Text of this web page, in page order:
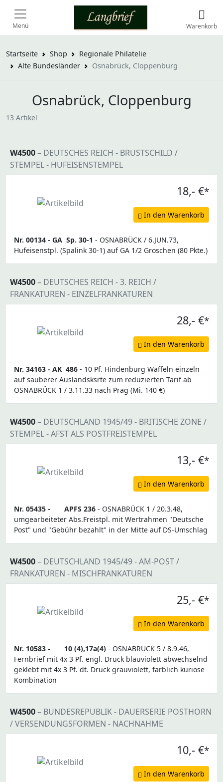
Menü Warenkorb
Startseite Shop
Regionale Philatelie
Alte Bundesländer
Osnabrück, Cloppenburg
Osnabrück, Cloppenburg
13 Artikel
W4500– DEUTSCHES REICH - BRUSTSCHILD /
STEMPEL - HUFEISENSTEMPEL
18,- €*
In den Warenkorb
Nr. 00134 - GA Sp. 30-1 - OSNABRÜCK / 6.JUN.73,
Hufeisenstpl. (Spalink 30-1) auf GA 1/2 Groschen (80 Pkte.)
W4500– DEUTSCHES REICH - 3. REICH /
FRANKATUREN - EINZELFRANKATUREN
28,- €*
In den Warenkorb
Nr. 34163 - AK 486 - 10 Pf. Hindenburg Waffeln einzeln
auf sauberer Auslandsksrte zum reduzierten Tarif ab
OSNABRÜCK 1 / 3.11.33 nach Prag (Mi. 140 €)
W4500– DEUTSCHLAND 1945/49 - BRITISCHE ZONE /
STEMPEL - AFST ALS POSTFREISTEMPEL
13,- €*
In den Warenkorb
Nr. 05435 - APFS 236 - OSNABRÜCK 1 / 20.3.48,
umgearbeiteter Abs.Freistpl. mit Wertrahmen "Deutsche
Post" und "Gebühr bezahlt" in der Mitte auf DS-Umschlag
W4500– DEUTSCHLAND 1945/49 - AM-POST /
FRANKATUREN - MISCHFRANKATUREN
25,- €*
In den Warenkorb
Nr. 10583 - 10 (4),17a(4) - OSNABRÜCK 5 / 8.9.46,
Fernbrief mit 4x 3 Pf. engl. Druck blauviolett abwechselnd
geklebt mit 4x 3 Pf. dt. Druck grauviolett, farblich kuriose
Kombination
W4500– BUNDESREPUBLIK - DAUERSERIE POSTHORN
/ VERSENDUNGSFORMEN - NACHNAHME
10,- €*
In den Warenkorb